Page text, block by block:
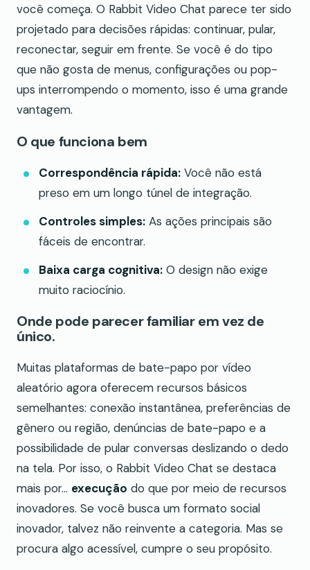
você começa. O Rabbit Video Chat parece ter sido
projetado para decisões rápidas: continuar, pular,
reconectar, seguir em frente. Se você é do tipo
que não gosta de menus, configurações ou pop-
ups interrompendo o momento, isso é uma grande
vantagem.
O que funciona bem
Correspondência rápida: Você não está
preso em um longo túnel de integração.
Controles simples: As ações principais são
fáceis de encontrar.
Baixa carga cognitiva: O design não exige
muito raciocínio.
Onde pode parecer familiar em vez de
único.
Muitas plataformas de bate-papo por vídeo
aleatório agora oferecem recursos básicos
semelhantes: conexão instantânea, preferências de
gênero ou região, denúncias de bate-papo e a
possibilidade de pular conversas deslizando o dedo
na tela. Por isso, o Rabbit Video Chat se destaca
mais por... execução do que por meio de recursos
inovadores. Se você busca um formato social
inovador, talvez não reinvente a categoria. Mas se
procura algo acessível, cumpre o seu propósito.